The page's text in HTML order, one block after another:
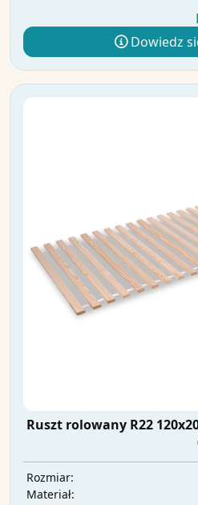
Dowiedz
Ruszt rolowany R22
Rozmiar:
Materiał: